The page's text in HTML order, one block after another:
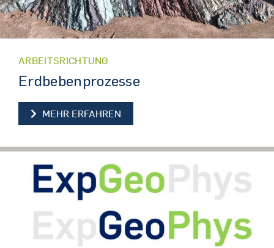
ARBEITSRICHTUNG
Erdbebenprozesse
MEHR ERFAHREN